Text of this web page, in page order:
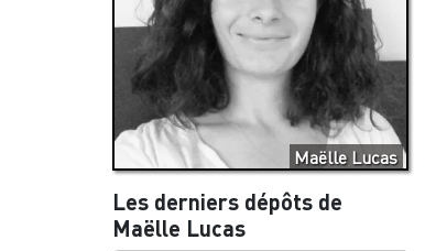
Maëlle Lucas
Les derniers dépôts de
Maëlle Lucas